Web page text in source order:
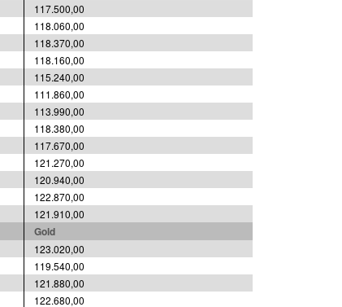
117.500,00
118.060,00
118.370,00
118.160,00
115.240,00
111.860,00
113.990,00
118.380,00
117.670,00
121.270,00
120.940,00
122.870,00
121.910,00
Gold
123.020,00
119.540,00
121.880,00
122.680,00